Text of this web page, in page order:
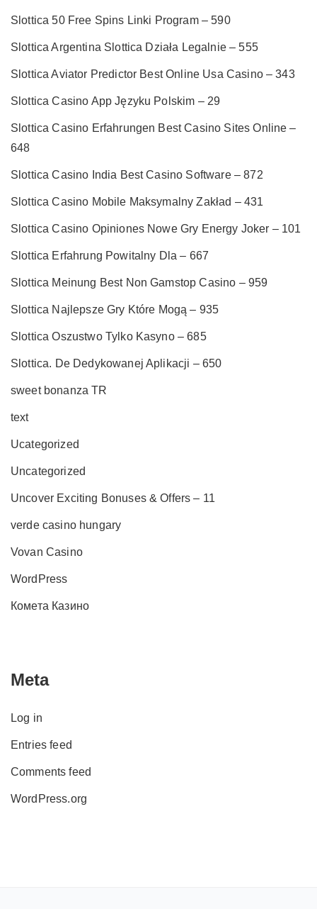
Slottica 50 Free Spins Linki Program – 590
Slottica Argentina Slottica Działa Legalnie – 555
Slottica Aviator Predictor Best Online Usa Casino – 343
Slottica Casino App Języku Polskim – 29
Slottica Casino Erfahrungen Best Casino Sites Online –
648
Slottica Casino India Best Casino Software – 872
Slottica Casino Mobile Maksymalny Zakład – 431
Slottica Casino Opiniones Nowe Gry Energy Joker – 101
Slottica Erfahrung Powitalny Dla – 667
Slottica Meinung Best Non Gamstop Casino – 959
Slottica Najlepsze Gry Które Mogą – 935
Slottica Oszustwo Tylko Kasyno – 685
Slottica. De Dedykowanej Aplikacji – 650
sweet bonanza TR
text
Ucategorized
Uncategorized
Uncover Exciting Bonuses & Offers – 11
verde casino hungary
Vovan Casino
WordPress
Комета Казино
Meta
Log in
Entries feed
Comments feed
WordPress.org